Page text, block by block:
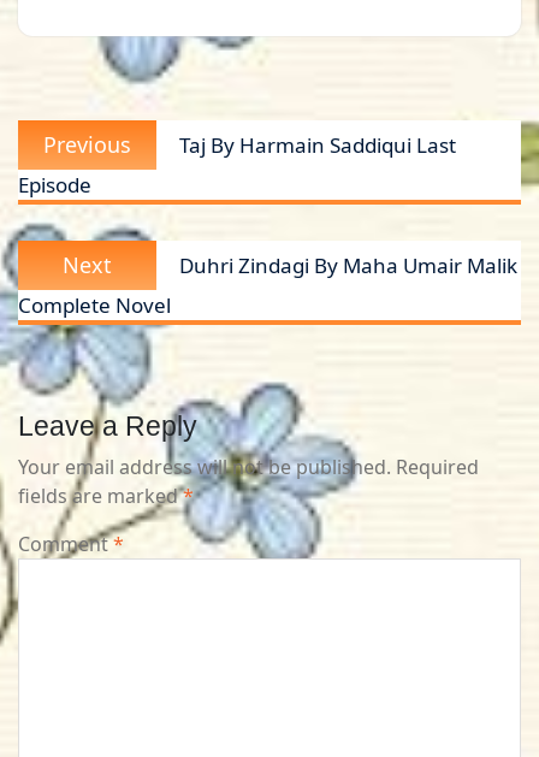
Post
navigation
Previous
post:
Taj By Harmain Saddiqui Last
Episode
Next
post:
Duhri Zindagi By Maha Umair Malik
Complete Novel
Leave a Reply
Your email address will not be published. Required
fields are marked*
Comment*